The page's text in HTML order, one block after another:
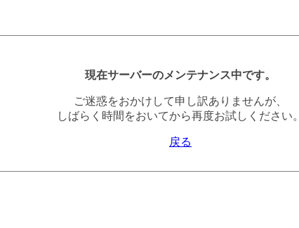
現在サーバーのメンテナンス中です。
ご迷惑をおかけして申し訳ありませんが、
しばらく時間をおいてから再度お試しください。
戻る